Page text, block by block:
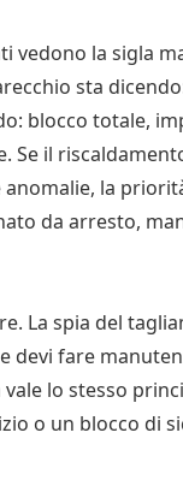
vedono la sigla
sta
blocco totale,
il
la
da arresto,
La spia del
devi fare
lo stesso
o un blocco di